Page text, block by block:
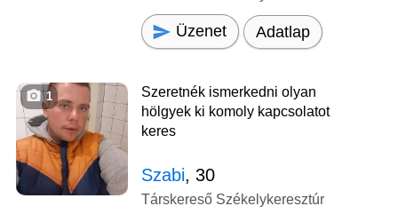
Üzenet Adatlap
1
Szeretnék ismerkedni olyan
hölgyek ki komoly kapcsolatot
keres
Szabi, 30
Társkereső Székelykeresztúr